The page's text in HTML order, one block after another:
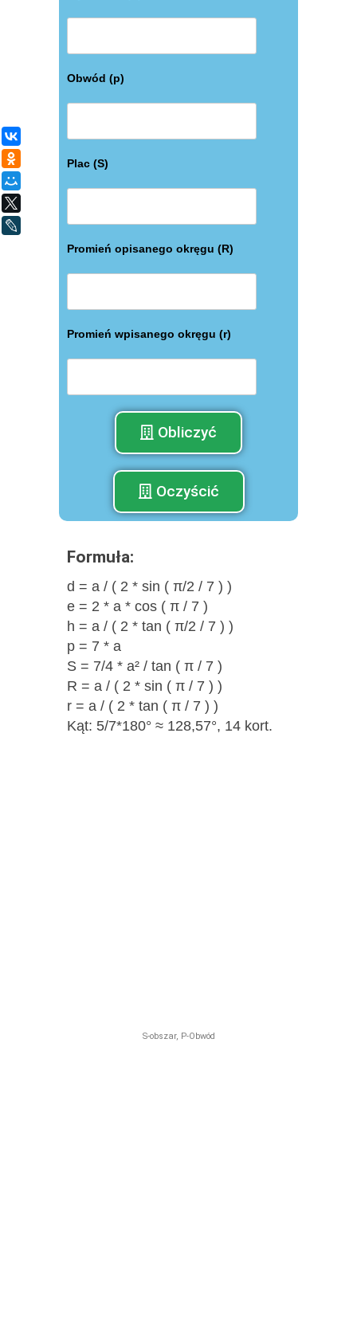
Obwód (p)
Plac (S)
Promień opisanego okręgu (R)
Promień wpisanego okręgu (r)
Obliczyć
Oczyścić
Formuła:
d = a / ( 2 * sin ( π/2 / 7 ) )
e = 2 * a * cos ( π / 7 )
h = a / ( 2 * tan ( π/2 / 7 ) )
p = 7 * a
S = 7/4 * a² / tan ( π / 7 )
R = a / ( 2 * sin ( π / 7 ) )
r = a / ( 2 * tan ( π / 7 ) )
Kąt: 5/7*180° ≈ 128,57°, 14 kort.
S-obszar, P-Obwód
ВКонтакте
Одноклассники
LiveJournal